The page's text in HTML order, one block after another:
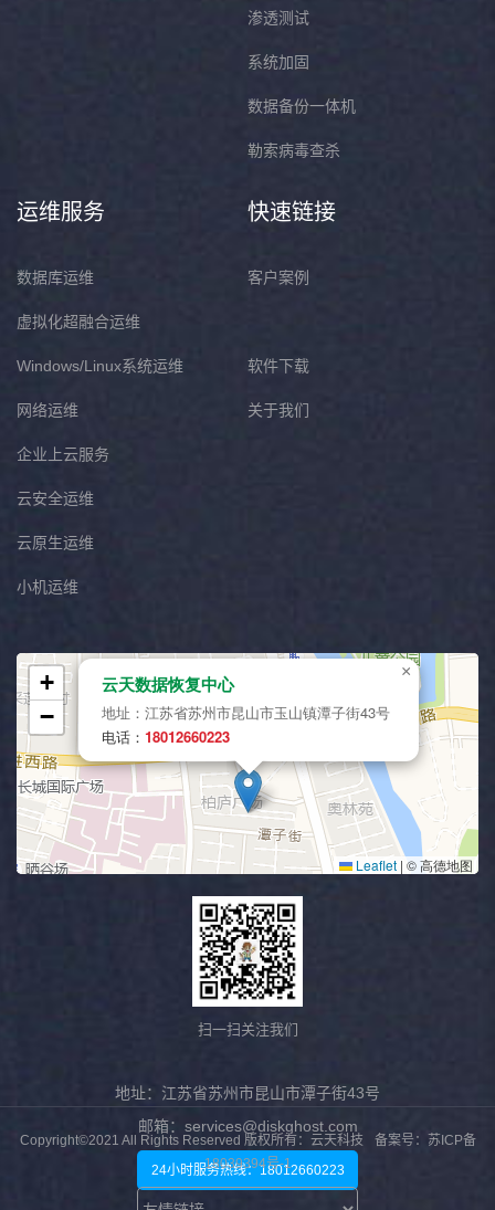
渗透测试
系统加固
数据备份一体机
勒索病毒查杀
运维服务
数据库运维
虚拟化超融合运维
Windows/Linux系统运维
网络运维
企业上云服务
云安全运维
云原生运维
小机运维
快速链接
客户案例
软件下载
关于我们
扫一扫关注我们
地址：江苏省苏州市昆山市潭子街43号
邮箱：services@diskghost.com
24小时服务热线：18012660223
Copyright©2021 All Rights Reserved 版权所有：云天科技
备案号：苏ICP备
18039394号-1